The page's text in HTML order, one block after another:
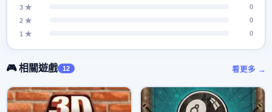
3 ★
0
2 ★
0
1 ★
0
🎮 相關遊戲 12 看更多 →